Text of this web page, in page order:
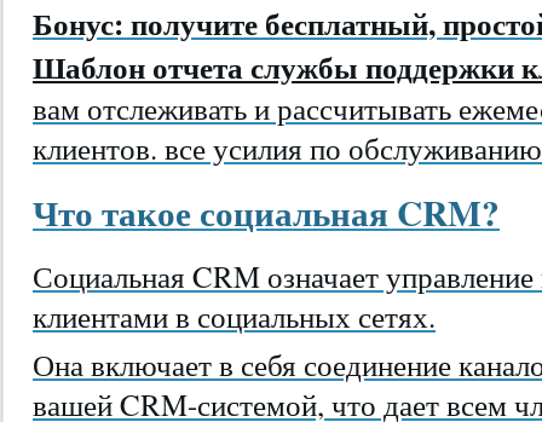
Бонус: получите бесплатный,
Шаблон отчета службы поддержки
вам отслеживать и рассчитывать
клиентов. все усилия по
Что такое социальная CRM?
Социальная CRM означает
клиентами в социальных сетях.
Она включает в себя соединение
вашей CRM-системой, что дает всем